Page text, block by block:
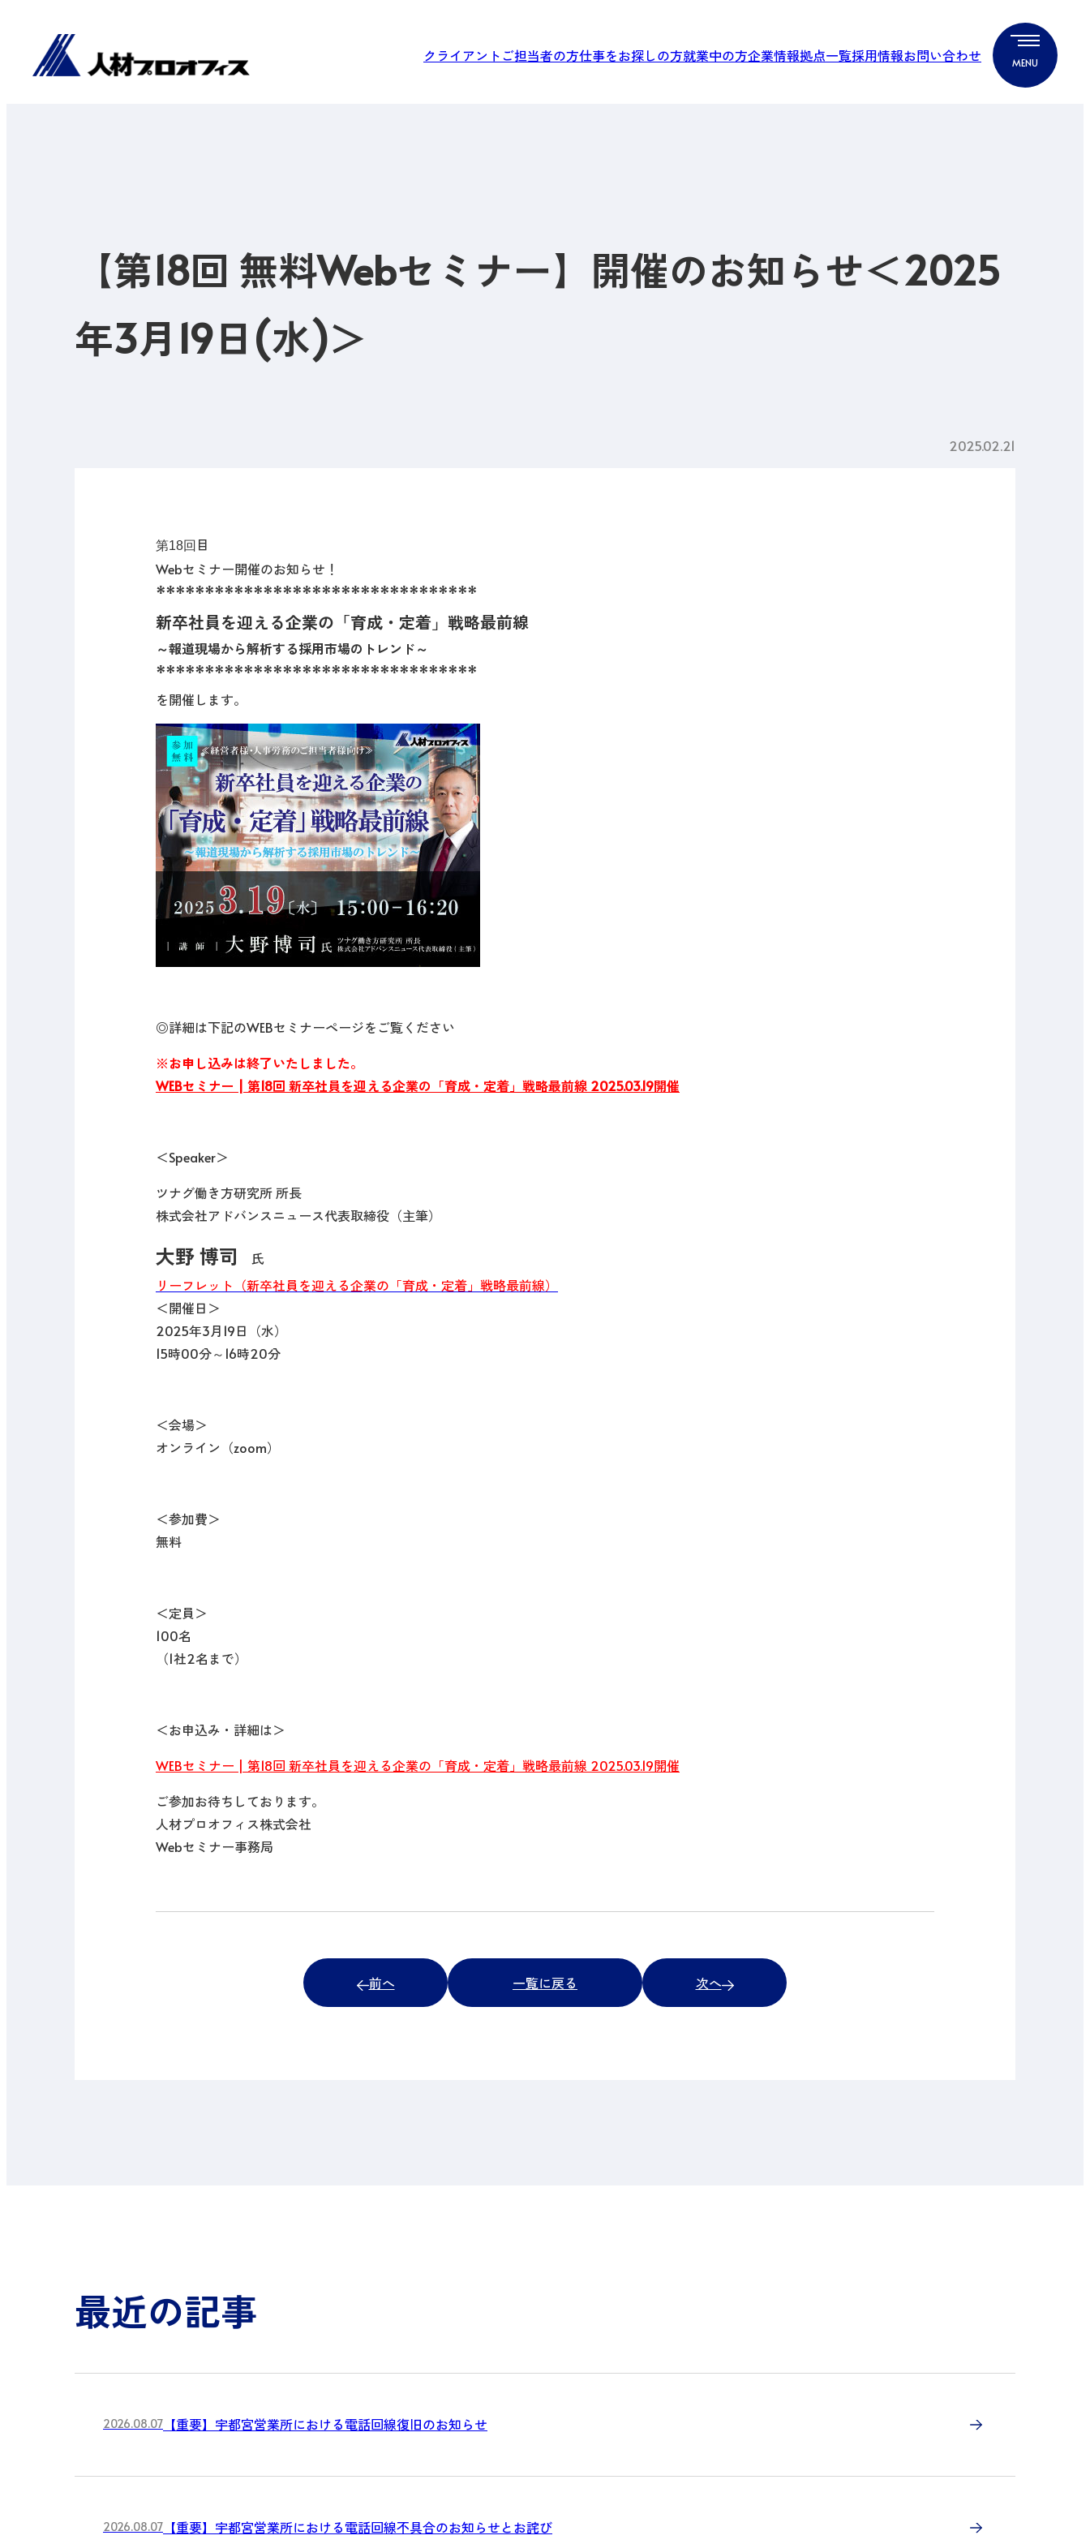
クライアントご担当者の方仕事をお探しの方就業中の方企業情報拠点一覧採用情報お問い合わせ
【第18回 無料Webセミナー】開催のお知らせ＜2025
年3月19日(水)＞
2025.02.21
第18回 目
Webセミナー開催のお知らせ！
*********************************
新卒社員を迎える企業の「育成・定着」戦略最前線
～報道現場から解析する採用市場のトレンド～
*********************************
を開催します。
◎詳細は下記のWEBセミナーページをご覧ください
※お申し込みは終了いたしました。
WEBセミナー | 第18回 新卒社員を迎える企業の「育成・定着」戦略最前線 2025.03.19開催
＜Speaker＞
ツナグ働き方研究所 所長
株式会社アドバンスニュース代表取締役（主筆）
大野 博司
氏
リーフレット（新卒社員を迎える企業の「育成・定着」戦略最前線）
＜開催日＞
2025年3月19日（水）
15時00分～16時20分
＜会場＞
オンライン （zoom）
＜参加費＞
無料
＜定員＞
100名
（1社2名まで）
＜お申込み・詳細は＞
WEBセミナー | 第18回 新卒社員を迎える企業の「育成・定着」戦略最前線 2025.03.19開催
ご参加お待ちしております。
人材プロオフィス株式会社
Webセミナー事務局
前へ 一覧に戻る 次へ
最近の記事
2026.08.07 【重要】宇都宮営業所における電話回線復旧のお知らせ
2026.08.07 【重要】宇都宮営業所における電話回線不具合のお知らせとお詫び